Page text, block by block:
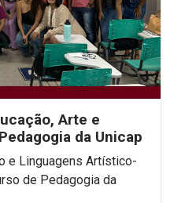
Arte e
da Unicap
e Linguagens Artístico-
de Pedagogia da